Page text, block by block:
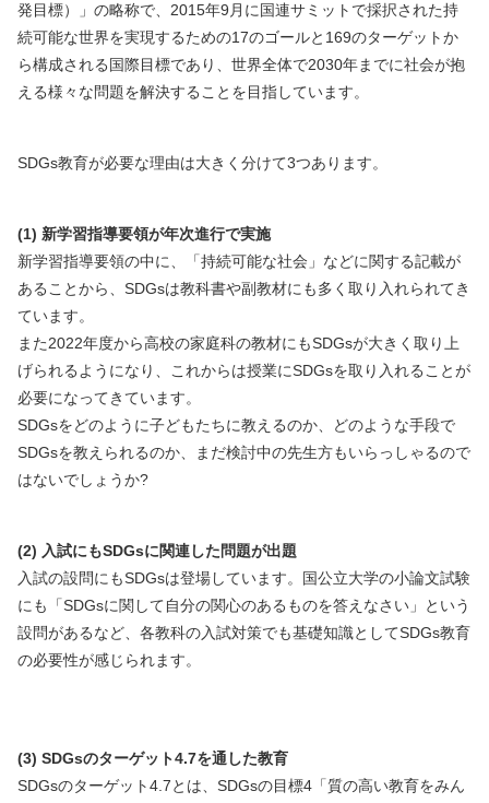
発目標）」の略称で、2015年9月に国連サミットで採択された持
続可能な世界を実現するための17のゴールと169のターゲットか
ら構成される国際目標であり、世界全体で2030年までに社会が抱
える様々な問題を解決することを目指しています。
SDGs教育が必要な理由は大きく分けて3つあります。
(1) 新学習指導要領が年次進行で実施
新学習指導要領の中に、「持続可能な社会」などに関する記載が
あることから、SDGsは教科書や副教材にも多く取り入れられてき
ています。
また2022年度から高校の家庭科の教材にもSDGsが大きく取り上
げられるようになり、これからは授業にSDGsを取り入れることが
必要になってきています。
SDGsをどのように子どもたちに教えるのか、どのような手段で
SDGsを教えられるのか、まだ検討中の先生方もいらっしゃるので
はないでしょうか?
(2) 入試にもSDGsに関連した問題が出題
入試の設問にもSDGsは登場しています。国公立大学の小論文試験
にも「SDGsに関して自分の関心のあるものを答えなさい」という
設問があるなど、各教科の入試対策でも基礎知識としてSDGs教育
の必要性が感じられます。
(3) SDGsのターゲット4.7を通した教育
SDGsのターゲット4.7とは、SDGsの目標4「質の高い教育をみん